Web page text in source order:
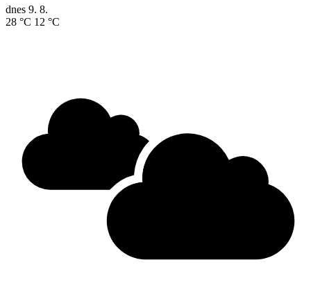
dnes 9. 8.
28 °C 12 °C